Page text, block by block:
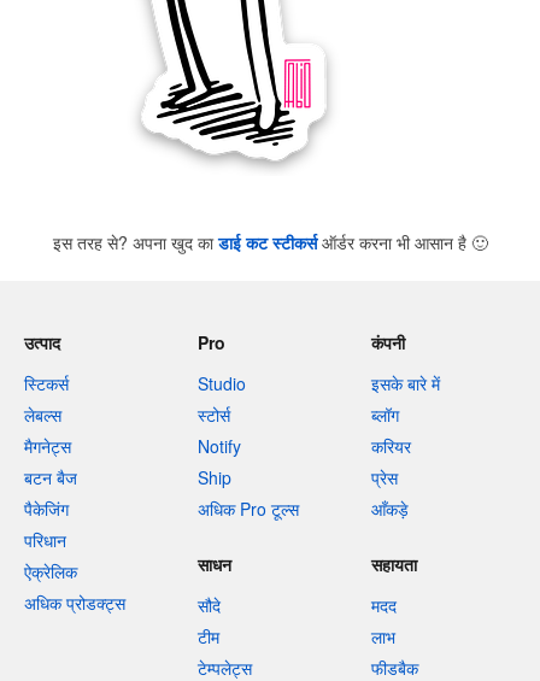
इस तरह से? अपना खुद काडाई कट स्टीकर्सऑर्डर करना भी आसान है 🙂
उत्पाद
स्टिकर्स
लेबल्स
मैगनेट्स
बटन बैज
पैकेजिंग
परिधान
ऐक्रेलिक
अधिक प्रोडक्ट्स
Pro
Studio
स्टोर्स
Notify
Ship
अधिक Pro टूल्स
कंपनी
इसके बारे में
ब्लॉग
करियर
प्रेस
आँकड़े
साधन
सौदे
टीम
टेम्पलेट्स
सहायता
मदद
लाभ
फीडबैक